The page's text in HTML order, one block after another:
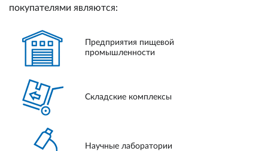
покупателями являются:
Предприятия пищевой
промышленности
Складские комплексы
Научные лаборатории